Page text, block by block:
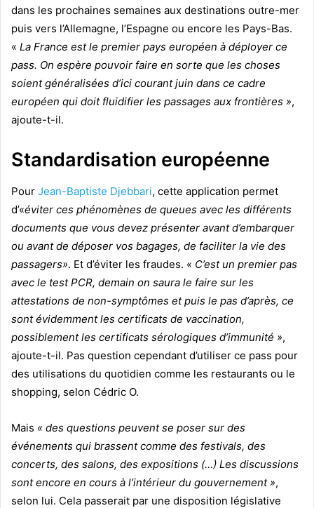
dans les prochaines semaines aux destinations outre-mer
puis vers l’Allemagne, l’Espagne ou encore les Pays-Bas.
« La France est le premier pays européen à déployer ce
pass. On espère pouvoir faire en sorte que les choses
soient généralisées d’ici courant juin dans ce cadre
européen qui doit fluidifier les passages aux frontières »,
ajoute-t-il.
Standardisation européenne
Pour Jean-Baptiste Djebbari, cette application permet
d’«éviter ces phénomènes de queues avec les différents
documents que vous devez présenter avant d’embarquer
ou avant de déposer vos bagages, de faciliter la vie des
passagers». Et d’éviter les fraudes. « C’est un premier pas
avec le test PCR, demain on saura le faire sur les
attestations de non-symptômes et puis le pas d’après, ce
sont évidemment les certificats de vaccination,
possiblement les certificats sérologiques d’immunité »,
ajoute-t-il. Pas question cependant d’utiliser ce pass pour
des utilisations du quotidien comme les restaurants ou le
shopping, selon Cédric O.
Mais « des questions peuvent se poser sur des
événements qui brassent comme des festivals, des
concerts, des salons, des expositions (…) Les discussions
sont encore en cours à l’intérieur du gouvernement »,
selon lui. Cela passerait par une disposition législative